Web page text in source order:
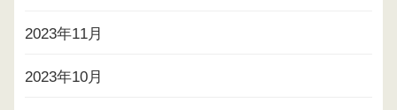
2023年11月
2023年10月